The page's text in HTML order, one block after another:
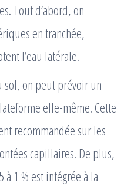
Tout d’abord, on
en tranchée,
l’eau latérale.
sol, on peut prévoir un
elle-même. Cette
recommandée sur les
capillaires. De plus,
1 % est intégrée à la